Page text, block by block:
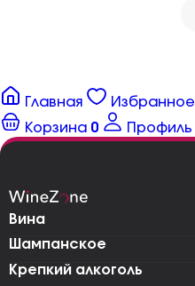
Главная Избранное
Корзина 0 Профиль
Вина
Шампанское
Крепкий алкоголь